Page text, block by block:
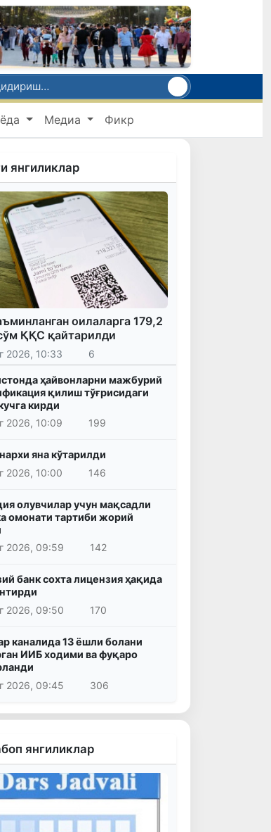
Медиа Фикр
янгиликлар
оилаларга 179,2
ҚҚС қайтарилди
2026, 10:33 6
ҳайвонларни мажбурий
қилиш тўғрисидаги
кирди
2026, 10:09
199
яна кўтарилди
2026, 10:00
146
олувчилар учун мақсадли
омонати тартиби жорий
2026, 09:59
142
банк сохта лицензия ҳақида
2026, 09:50
170
каналида 13 ёшли болани
ИИБ ходими ва фуқаро
2026, 09:45
306
янгиликлар